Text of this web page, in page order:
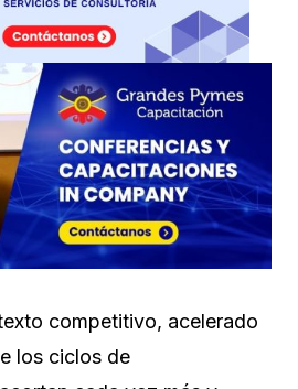
competitivo, acelerado
los ciclos de